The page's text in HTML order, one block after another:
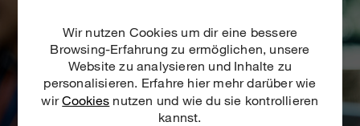
Wir nutzen Cookies um dir eine bessere
Browsing-Erfahrung zu ermöglichen, unsere
Website zu analysieren und Inhalte zu
personalisieren. Erfahre hier mehr darüber wie
wirCookies nutzen und wie du sie kontrollieren
kannst.
Strategy& - egal ob vor Ort oder virtuell.
Zu den Events